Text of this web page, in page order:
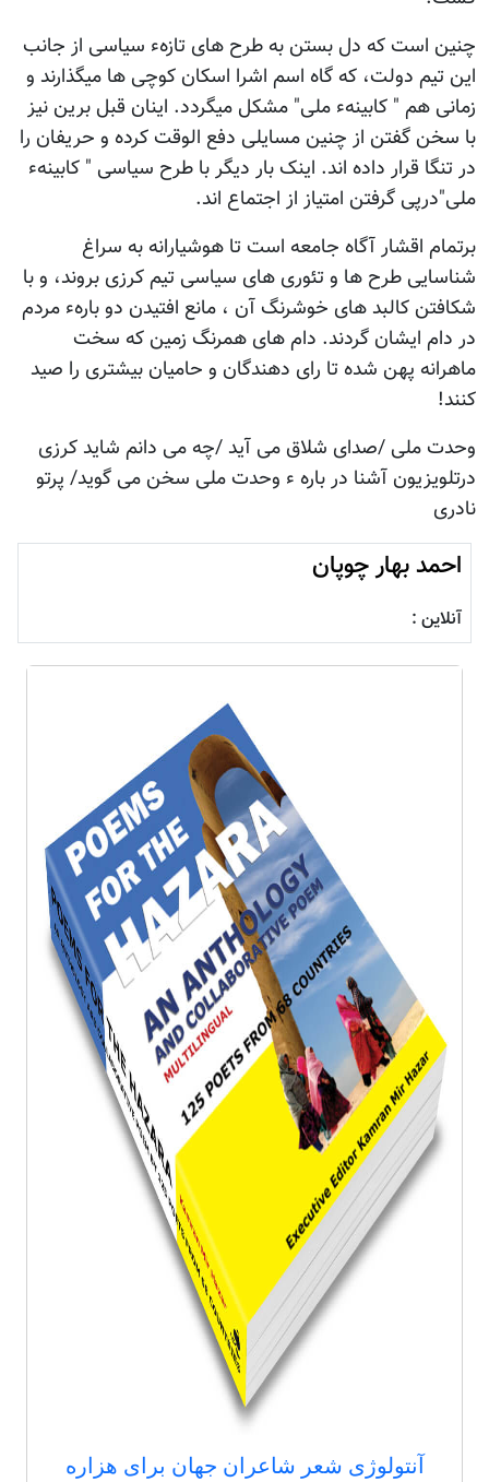
چنین است که دل بستن به طرح های تازهء سیاسی از جانب
این تیم دولت، که گاه اسم اشرا اسکان کوچی ها میگذارند و
زمانی هم " کابینهء ملی" مشکل میگردد. اینان قبل برین نیز
با سخن گفتن از چنین مسایلی دفع الوقت کرده و حریفان را
در تنگا قرار داده اند. اینک بار دیگر با طرح سیاسی " کابینهء
ملی"درپی گرفتن امتیاز از اجتماع اند.
برتمام اقشار آگاه جامعه است تا هوشیارانه به سراغ
شناسایی طرح ها و تئوری های سیاسی تیم کرزی بروند، و با
شکافتن کالبد های خوشرنگ آن ، مانع افتیدن دو بارهء مردم
در دام ایشان گردند. دام های همرنگ زمین که سخت
ماهرانه پهن شده تا رای دهندگان و حامیان بیشتری را صید
کنند!
وحدت ملی /صدای شلاق می آید /چه می دانم شاید کرزی
درتلویزیون آشنا در باره ء وحدت ملی سخن می گوید/ پرتو
نادری
احمد بهار چوپان
آنلاین :
آنتولوژی شعر شاعران جهان برای هزاره